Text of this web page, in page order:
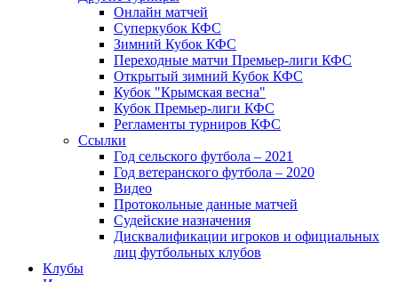
Онлайн матчей
Суперкубок КФС
Зимний Кубок КФС
Переходные матчи Премьер-лиги КФС
Открытый зимний Кубок КФС
Кубок "Крымская весна"
Кубок Премьер-лиги КФС
Регламенты турниров КФС
Ссылки
Год сельского футбола – 2021
Год ветеранского футбола – 2020
Видео
Протокольные данные матчей
Судейские назначения
Дисквалификации игроков и официальных
лиц футбольных клубов
Клубы